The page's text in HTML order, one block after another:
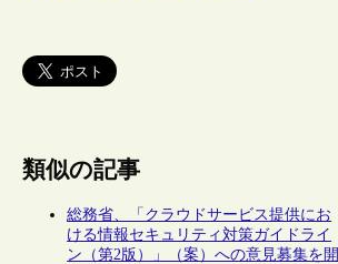
類似の記事
総務省、「クラウドサービス提供にお
ける情報セキュリティ対策ガイドライ
ン（第2版）」（案）への意見募集を開